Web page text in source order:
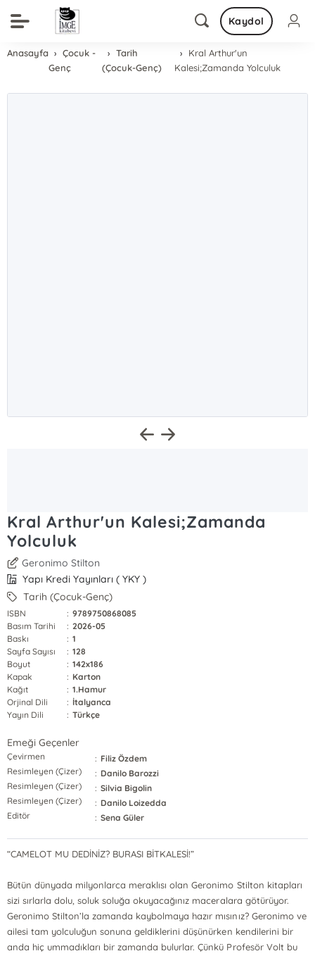
Kaydol
Anasayfa
Çocuk -
Genç
Tarih
(Çocuk-Genç)
Kral Arthur'un
Kalesi;Zamanda Yolculuk
Kral Arthur'un Kalesi;Zamanda
Yolculuk
Geronimo Stilton
Yapı Kredi Yayınları ( YKY )
Tarih (Çocuk-Genç)
ISBN : 9789750868085
Basım Tarihi
: 2026-05
Baskı
: 1
Sayfa Sayısı
: 128
Boyut
: 142x186
Kapak
: Karton
Kağıt
: 1.Hamur
Orjinal Dili
: İtalyanca
Yayın Dili
: Türkçe
Emeği Geçenler
Çevirmen : Filiz Özdem
Resimleyen (Çizer)
: Danilo Barozzi
Resimleyen (Çizer)
: Silvia Bigolin
Resimleyen (Çizer)
: Danilo Loizedda
Editör
: Sena Güler
“CAMELOT MU DEDİNİZ? BURASI BİTKALESİ!”
Bütün dünyada milyonlarca meraklısı olan Geronimo Stilton kitapları
sizi sırlarla dolu, soluk soluğa okuyacağınız maceralara götürüyor.
Geronimo Stilton’la zamanda kaybolmaya hazır mısınız? Geronimo ve
ailesi tam yolculuğun sonuna geldiklerini düşünürken kendilerini bir
anda hiç ummadıkları bir zamanda bulurlar. Çünkü Profesör Volt bu